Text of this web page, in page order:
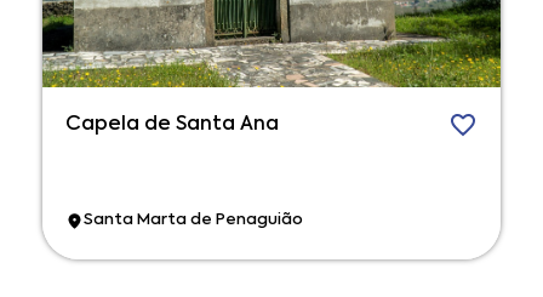
Capela de Santa Ana
Santa Marta de Penaguião